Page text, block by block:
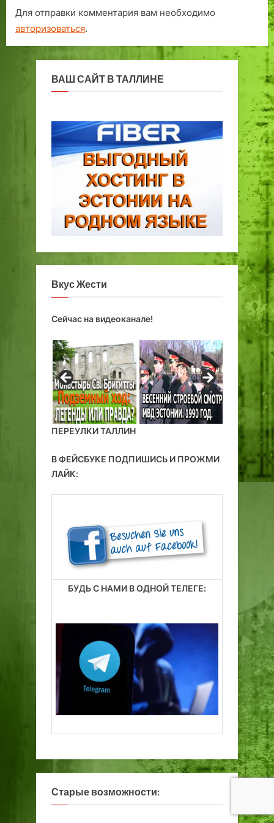
Для отправки комментария вам необходимо
авторизоваться.
ВАШ САЙТ В ТАЛЛИНЕ
Вкус Жести
Сейчас на видеоканале!
ПЕРЕУЛКИ ТАЛЛИН
В ФЕЙСБУКЕ ПОДПИШИСЬ И ПРОЖМИ
ЛАЙК:
БУДЬ С НАМИ В ОДНОЙ ТЕЛЕГЕ:
Старые возможности: